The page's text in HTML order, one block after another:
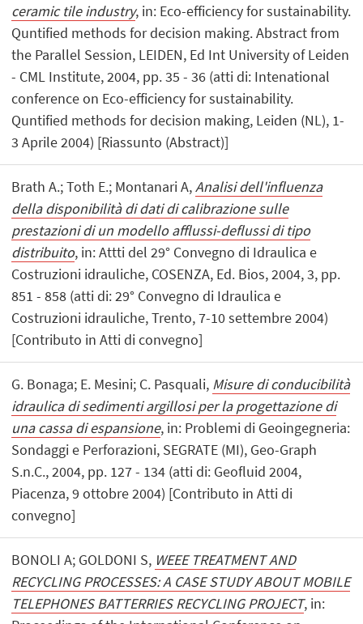
ceramic tile industry, in: Eco-efficiency for sustainability.
Quntified methods for decision making. Abstract from
the Parallel Session, LEIDEN, Ed Int University of Leiden
- CML Institute, 2004, pp. 35 - 36 (atti di: Intenational
conference on Eco-efficiency for sustainability.
Quntified methods for decision making, Leiden (NL), 1-
3 Aprile 2004) [Riassunto (Abstract)]
Brath A.; Toth E.; Montanari A,Analisi dell'influenza
della disponibilità di dati di calibrazione sulle
prestazioni di un modello afflussi-deflussi di tipo
distribuito, in: Attti del 29° Convegno di Idraulica e
Costruzioni idrauliche, COSENZA, Ed. Bios, 2004, 3, pp.
851 - 858 (atti di: 29° Convegno di Idraulica e
Costruzioni idrauliche, Trento, 7-10 settembre 2004)
[Contributo in Atti di convegno]
G. Bonaga; E. Mesini; C. Pasquali, Misure di conducibilità
idraulica di sedimenti argillosi per la progettazione di
una cassa di espansione, in: Problemi di Geoingegneria:
Sondaggi e Perforazioni, SEGRATE (MI), Geo-Graph
S.n.C., 2004, pp. 127 - 134 (atti di: Geofluid 2004,
Piacenza, 9 ottobre 2004) [Contributo in Atti di
convegno]
BONOLI A; GOLDONI S, WEEE TREATMENT AND
RECYCLING PROCESSES: A CASE STUDY ABOUT MOBILE
TELEPHONES BATTERRIES RECYCLING PROJECT, in: